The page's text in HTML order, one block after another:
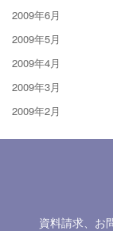
2009年6月
2009年5月
2009年4月
2009年3月
2009年2月
資料請求、お